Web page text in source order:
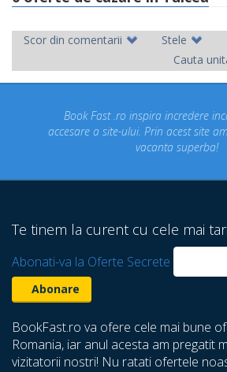
Scor din comentarii
Stele
Cauta
.ro inspira incredere inca de la prima
a site-ului. Prin acest site am avut parte de o
Te tinem la curent cu cele mai
Abonati-va la Oferte Secrete
BookFast.ro va ofere cele mai bune
Romania, iar anul acesta am pregatit
vizitatorii nostri! Nu ratati ofertele